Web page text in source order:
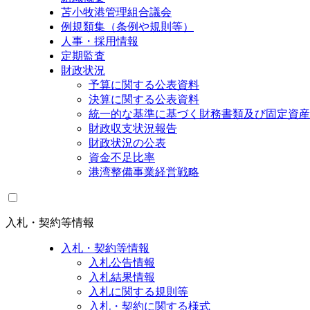
苫小牧港管理組合議会
例規類集（条例や規則等）
人事・採用情報
定期監査
財政状況
予算に関する公表資料
決算に関する公表資料
統一的な基準に基づく財務書類及び固定資
財政収支状況報告
財政状況の公表
資金不足比率
港湾整備事業経営戦略
入札・契約等情報
入札・契約等情報
入札公告情報
入札結果情報
入札に関する規則等
入札・契約に関する様式